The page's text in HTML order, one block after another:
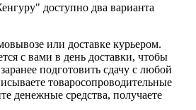
доступно два варианта
или доставке курьером.
с вами в день доставки, чтобы
подготовить сдачу с любой
товаросопроводительные
денежные средства, получаете